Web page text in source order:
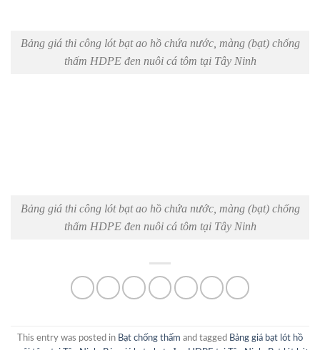
Bảng giá thi công lót bạt ao hồ chứa nước, màng (bạt) chống
thấm HDPE đen nuôi cá tôm tại Tây Ninh
Bảng giá thi công lót bạt ao hồ chứa nước, màng (bạt) chống
thấm HDPE đen nuôi cá tôm tại Tây Ninh
This entry was posted in Bạt chống thấm and tagged Bảng giá bạt lót hồ